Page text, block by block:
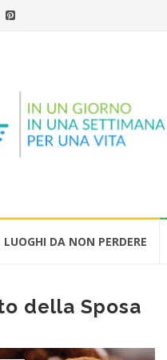
LUOGHI DA NON PERDERE
della Sposa